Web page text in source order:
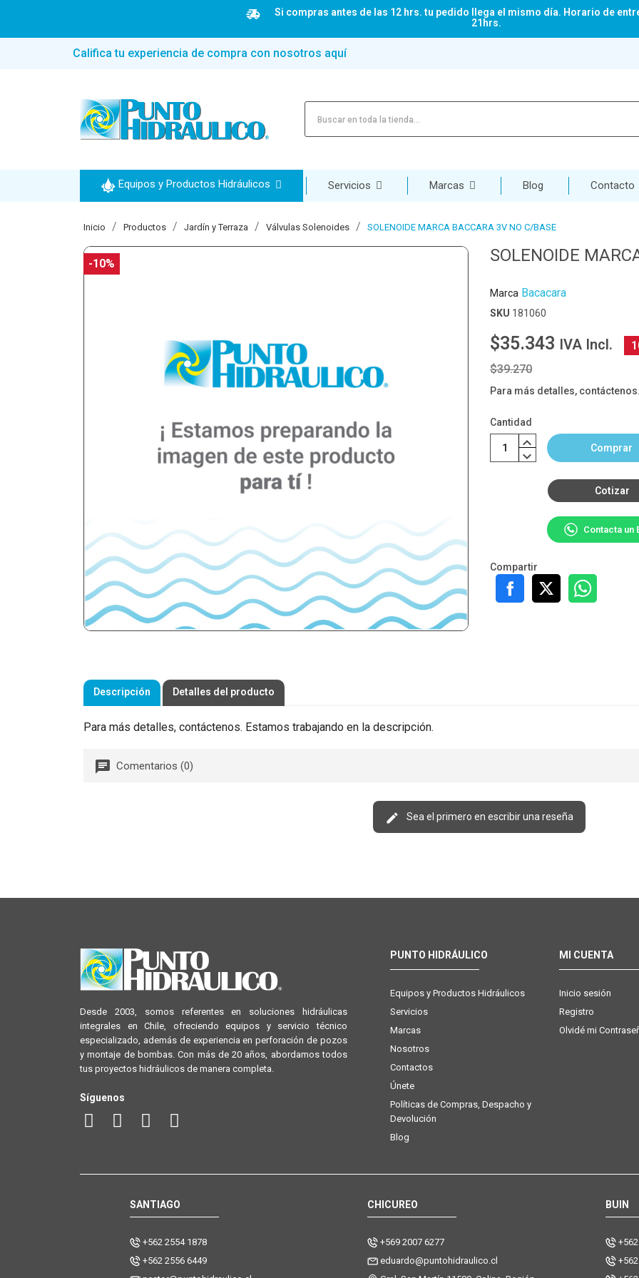
Si compras antes de las 12 hrs. tu pedido llega el mismo día. Horario de
21hrs.
Califica tu experiencia de compra con nosotros aquí
Equipos y Productos Hidráulicos Servicios Marcas Blog Contacto
Inicio Productos Jardín y Terraza Válvulas Solenoides SOLENOIDE MARCA BACCARA 3V NO C/BASE
-10% SOLENOIDE
Marca Bacacara
SKU 181060
$35.343 IVA Incl.
$39.270
Para más detalles,
Cantidad
Comprar
Cotizar
Contacta un
Compartir
Descripción Detalles del producto
Para más detalles, contáctenos. Estamos trabajando en la descripción.
Comentarios (0)
Sea el primero en escribir una reseña
Desde 2003, somos referentes en soluciones hidráulicas
integrales en Chile, ofreciendo equipos y servicio técnico
especializado, además de experiencia en perforación de pozos
y montaje de bombas. Con más de 20 años, abordamos todos
tus proyectos hidráulicos de manera completa.
Síguenos
PUNTO HIDRÁULICO
Equipos y Productos Hidráulicos
Servicios
Marcas
Nosotros
Contactos
Únete
Políticas de Compras, Despacho y
Devolución
Blog
MI CUENTA
Inicio sesión
Registro
Olvidé mi
SANTIAGO
+562 2554 1878
+562 2556 6449
CHICUREO
+569 2007 6277
eduardo@puntohidraulico.cl
BUIN